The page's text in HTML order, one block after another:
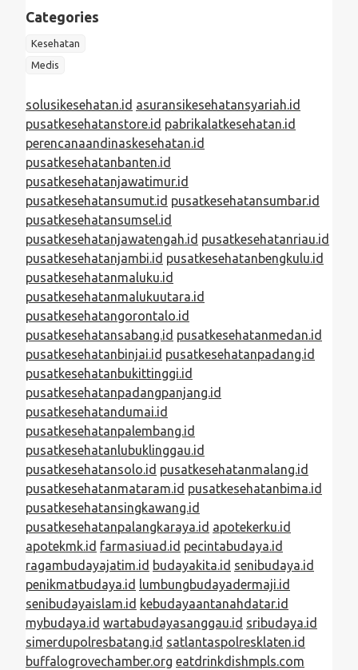
Categories
Kesehatan
Medis
solusikesehatan.id asuransikesehatansyariah.id
pusatkesehatanstore.id pabrikalatkesehatan.id
perencanaandinaskesehatan.id
pusatkesehatanbanten.id
pusatkesehatanjawatimur.id
pusatkesehatansumut.id pusatkesehatansumbar.id
pusatkesehatansumsel.id
pusatkesehatanjawatengah.id pusatkesehatanriau.id
pusatkesehatanjambi.id pusatkesehatanbengkulu.id
pusatkesehatanmaluku.id
pusatkesehatanmalukuutara.id
pusatkesehatangorontalo.id
pusatkesehatansabang.id pusatkesehatanmedan.id
pusatkesehatanbinjai.id pusatkesehatanpadang.id
pusatkesehatanbukittinggi.id
pusatkesehatanpadangpanjang.id
pusatkesehatandumai.id
pusatkesehatanpalembang.id
pusatkesehatanlubuklinggau.id
pusatkesehatansolo.id pusatkesehatanmalang.id
pusatkesehatanmataram.id pusatkesehatanbima.id
pusatkesehatansingkawang.id
pusatkesehatanpalangkaraya.id apotekerku.id
apotekmk.id farmasiuad.id pecintabudaya.id
ragambudayajatim.id budayakita.id senibudaya.id
penikmatbudaya.id lumbungbudayadermaji.id
senibudayaislam.id kebudayaantanahdatar.id
mybudaya.id wartabudayasanggau.id sribudaya.id
simerdupolresbatang.id satlantaspolresklaten.id
buffalogrovechamber.org eatdrinkdishmpls.com